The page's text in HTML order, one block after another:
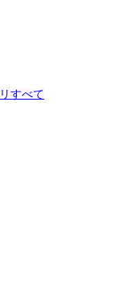
すべて